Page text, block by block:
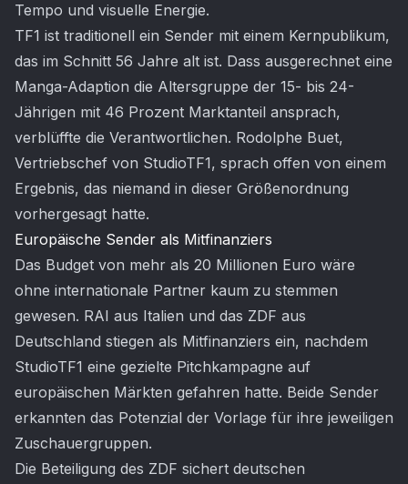
Tempo und visuelle Energie.
TF1 ist traditionell ein Sender mit einem Kernpublikum,
das im Schnitt 56 Jahre alt ist. Dass ausgerechnet eine
Manga-Adaption die Altersgruppe der 15- bis 24-
Jährigen mit 46 Prozent Marktanteil ansprach,
verblüffte die Verantwortlichen. Rodolphe Buet,
Vertriebschef von StudioTF1, sprach offen von einem
Ergebnis, das niemand in dieser Größenordnung
vorhergesagt hatte.
Europäische Sender als Mitfinanziers
Das Budget von mehr als 20 Millionen Euro wäre
ohne internationale Partner kaum zu stemmen
gewesen. RAI aus Italien und das ZDF aus
Deutschland stiegen als Mitfinanziers ein, nachdem
StudioTF1 eine gezielte Pitchkampagne auf
europäischen Märkten gefahren hatte. Beide Sender
erkannten das Potenzial der Vorlage für ihre jeweiligen
Zuschauergruppen.
Die Beteiligung des ZDF sichert deutschen